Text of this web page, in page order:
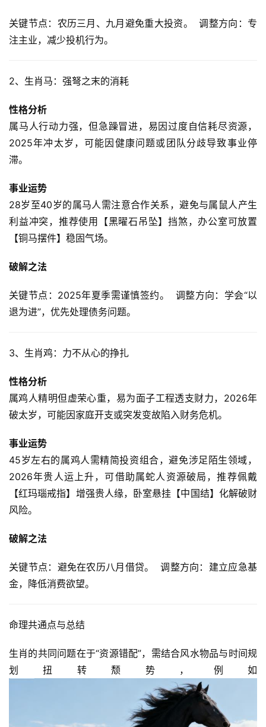
关键节点：农历三月、九月避免重大投资。  调整方向：专
注主业，减少投机行为。
2、生肖马：强弩之末的消耗
性格分析
属马人行动力强，但急躁冒进，易因过度自信耗尽资源，
2025年冲太岁，可能因健康问题或团队分歧导致事业停
滞。
事业运势
28岁至40岁的属马人需注意合作关系，避免与属鼠人产生
利益冲突，推荐使用【黑曜石吊坠】挡煞，办公室可放置
【铜马摆件】稳固气场。
破解之法
关键节点：2025年夏季需谨慎签约。  调整方向：学会“以
退为进”，优先处理债务问题。
3、生肖鸡：力不从心的挣扎
性格分析
属鸡人精明但虚荣心重，易为面子工程透支财力，2026年
破太岁，可能因家庭开支或突发变故陷入财务危机。
事业运势
45岁左右的属鸡人需精简投资组合，避免涉足陌生领域，
2026年贵人运上升，可借助属蛇人资源破局，推荐佩戴
【红玛瑙戒指】增强贵人缘，卧室悬挂【中国结】化解破财
风险。
破解之法
关键节点：避免在农历八月借贷。  调整方向：建立应急基
金，降低消费欲望。
命理共通点与总结
生肖的共同问题在于“资源错配”，需结合风水物品与时间规
划扭转颓势，例如